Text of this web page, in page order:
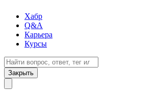
Хабр
Q&A
Карьера
Курсы
Закрыть